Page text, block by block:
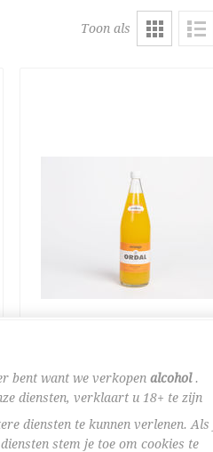
Toon als
ORDAL ORANGE 1/1X6 BAK
€ 1,67
bent want we verkopen alcohol.
diensten, verklaart u 18+ te zijn
diensten te kunnen verlenen. Als
stem je toe om cookies te